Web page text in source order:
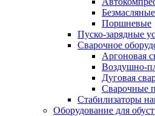
Безмасляные
Поршневые
Пуско-зарядные
Сварочное
Аргоновая
Воздушно-
Дуговая
Сварочные
Стабилизаторы
Оборудование для